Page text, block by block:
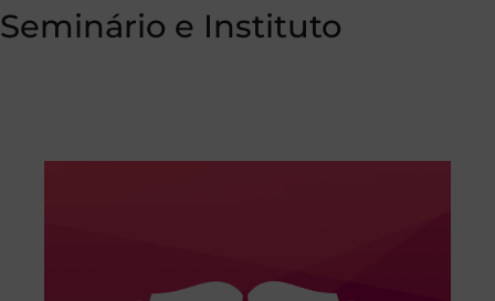
Seminário e Instituto